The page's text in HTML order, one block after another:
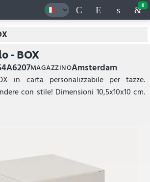
0
- BOX
MAGAZZINOAmsterdam
in carta personalizzabile per tazze.
con stile! Dimensioni 10,5x10x10 cm.